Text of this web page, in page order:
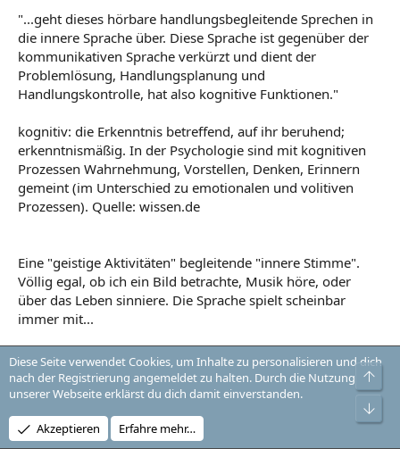
"...geht dieses hörbare handlungsbegleitende Sprechen in
die innere Sprache über. Diese Sprache ist gegenüber der
kommunikativen Sprache verkürzt und dient der
Problemlösung, Handlungsplanung und
Handlungskontrolle, hat also kognitive Funktionen."
kognitiv: die Erkenntnis betreffend, auf ihr beruhend;
erkenntnismäßig. In der Psychologie sind mit kognitiven
Prozessen Wahrnehmung, Vorstellen, Denken, Erinnern
gemeint (im Unterschied zu emotionalen und volitiven
Prozessen). Quelle: wissen.de
Eine "geistige Aktivitäten" begleitende "innere Stimme".
Völlig egal, ob ich ein Bild betrachte, Musik höre, oder
über das Leben sinniere. Die Sprache spielt scheinbar
immer mit...
Natürlich gibt es Dinge, Gefühle oder anderes, was mit
sprachlichen Mitteln nicht (oder sehr schwer) beschreibbar
ist.
Und diese Begrenzung, die dann die Mitteilungsfähigkeit
einschränkt, kann doch auch als "internes" Hemmnis beim
Diese Seite verwendet Cookies, um Inhalte zu personalisieren und dich
nach der Registrierung angemeldet zu halten. Durch die Nutzung
unserer Webseite erklärst du dich damit einverstanden.
Akzeptieren Erfahre mehr…